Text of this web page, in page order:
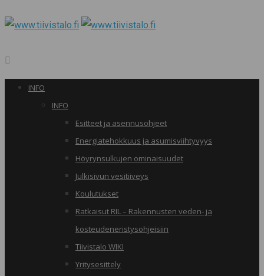
INFO
INFO
Esitteet ja asennusohjeet
Energiatehokkuus ja asumisviihtyvyys
Höyrynsulkujen ominaisuudet
Julkisivun vesitiiveys
Koulutukset
Ratkaisut RIL – Rakennusten veden- ja
kosteudeneristysohjeisiin
Tiivistalo WIKI
Yritysesittely